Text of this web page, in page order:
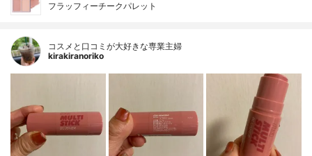
フラッフィーチークパレット
コスメと口コミが大好きな専業主婦
kirakiranoriko